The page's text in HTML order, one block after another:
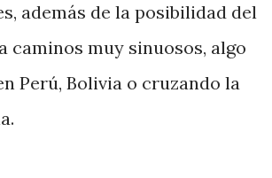
además de la posibilidad del
muy sinuosos, algo
Perú, Bolivia o cruzando la